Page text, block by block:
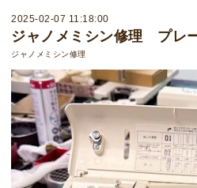
2025-02-07 11:18:00
ジャノメミシン修理 プレ
ジャノメミシン修理